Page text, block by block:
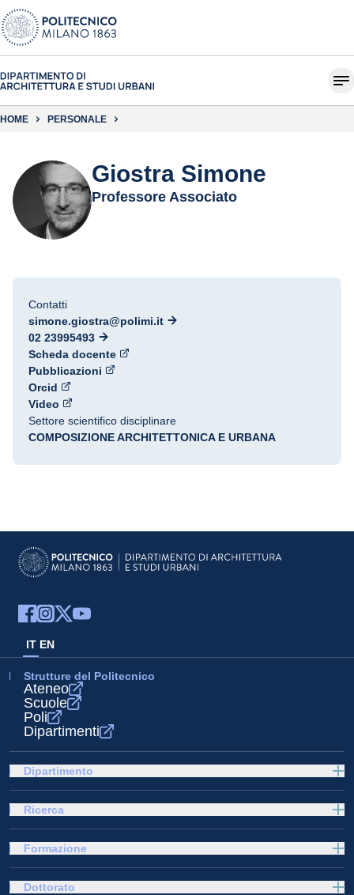
HOME PERSONALE
Giostra Simone
Professore Associato
Contatti
simone.giostra@polimi.it
02 23995493
Scheda docente
Pubblicazioni
Orcid
Video
Settore scientifico disciplinare
COMPOSIZIONE ARCHITETTONICA E URBANA
IT EN
Strutture del Politecnico
Ateneo
Scuole
Poli
Dipartimenti
Dipartimento
Ricerca
Formazione
Dottorato